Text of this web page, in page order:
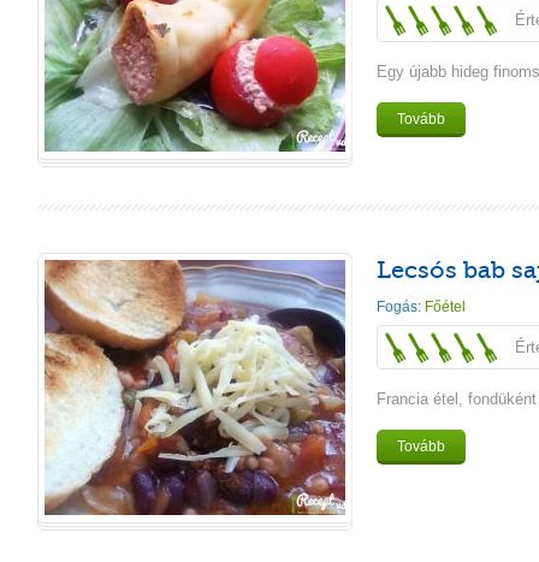
Egy újabb hideg
Tovább
Lecsós bab
Fogás: Főétel
Francia étel,
Tovább